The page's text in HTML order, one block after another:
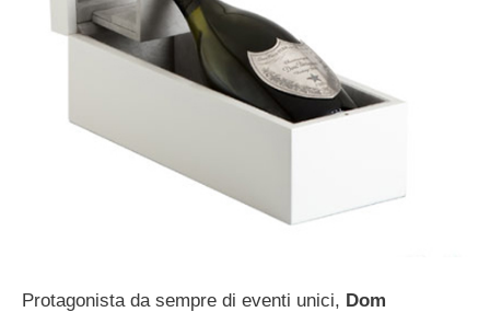
Protagonista da sempre di eventi unici, Dom